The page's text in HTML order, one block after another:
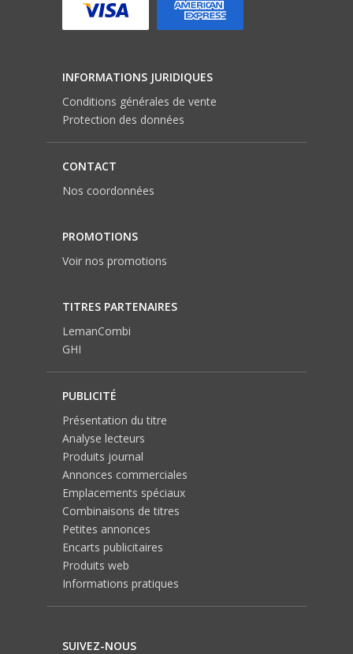
INFORMATIONS JURIDIQUES
Conditions générales de vente
Protection des données
CONTACT
Nos coordonnées
PROMOTIONS
Voir nos promotions
TITRES PARTENAIRES
LemanCombi
GHI
PUBLICITÉ
Présentation du titre
Analyse lecteurs
Produits journal
Annonces commerciales
Emplacements spéciaux
Combinaisons de titres
Petites annonces
Encarts publicitaires
Produits web
Informations pratiques
SUIVEZ-NOUS